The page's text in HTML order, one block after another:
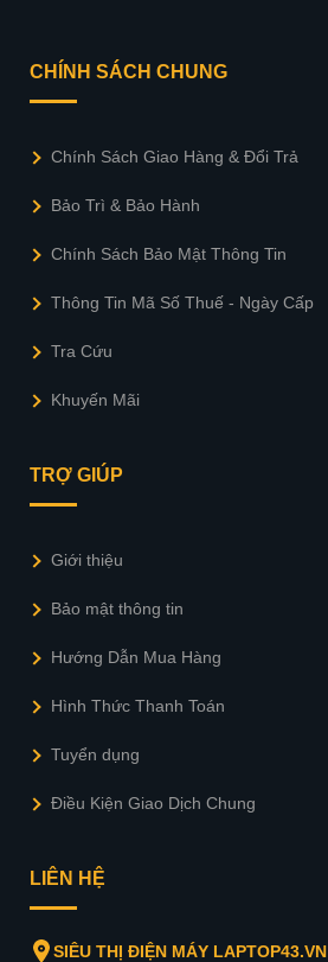
CHÍNH SÁCH CHUNG
Chính Sách Giao Hàng & Đổi Trả
Bảo Trì & Bảo Hành
Chính Sách Bảo Mật Thông Tin
Thông Tin Mã Số Thuế - Ngày Cấp
Tra Cứu
Khuyến Mãi
TRỢ GIÚP
Giới thiệu
Bảo mật thông tin
Hướng Dẫn Mua Hàng
Hình Thức Thanh Toán
Tuyển dụng
Điều Kiện Giao Dịch Chung
LIÊN HỆ
SIÊU THỊ ĐIỆN MÁY LAPTOP43.VN